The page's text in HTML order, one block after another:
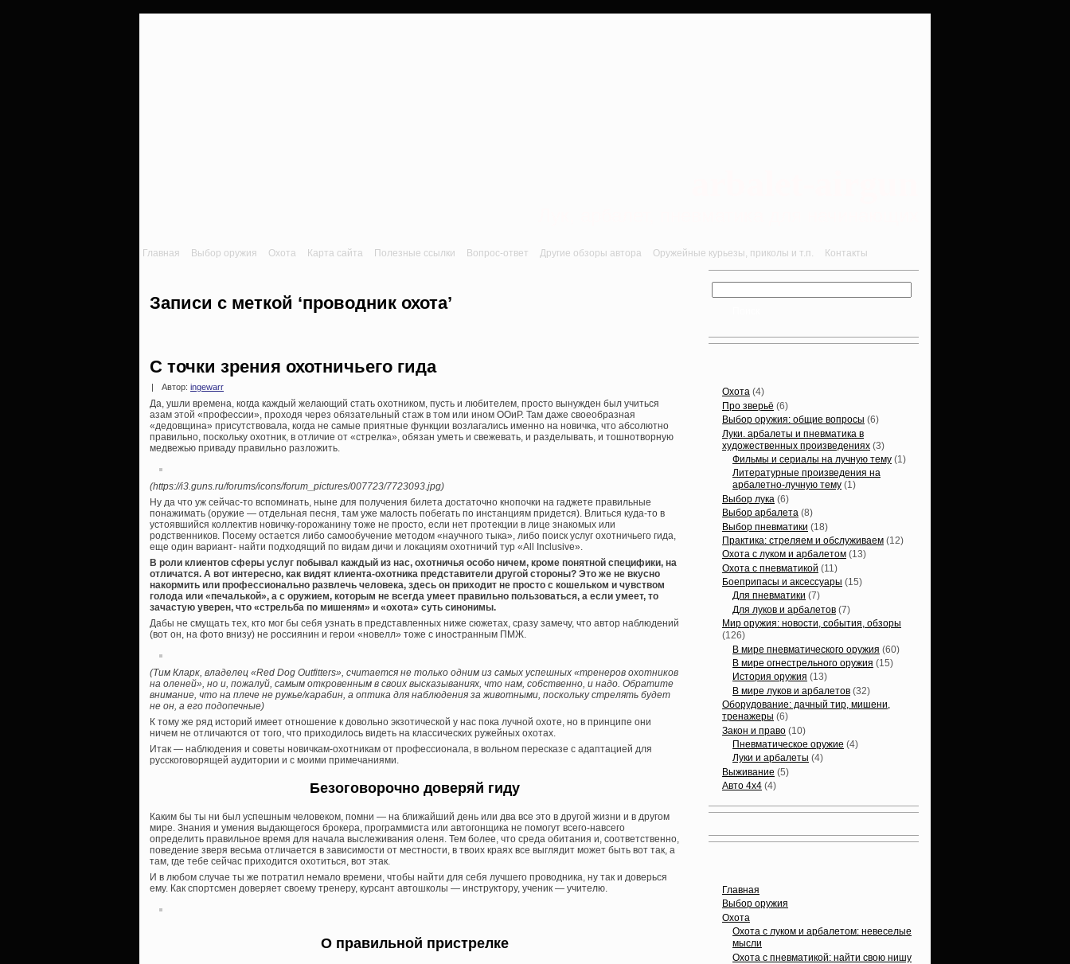
Главная Выбор оружия Охота Карта сайта Полезные ссылки Вопрос-ответ Другие обзоры автора Оружейные курьезы, приколы и т.п. Контакты
Записи с меткой ‘проводник охота’
С точки зрения охотничьего гида
Автор: ingewarr
Да, ушли времена, когда каждый желающий стать охотником, пусть и любителем, просто вынужден был учиться
азам этой «профессии», проходя через обязательный стаж в том или ином ООиР. Там даже своеобразная
«дедовщина» присутствовала, когда не самые приятные функции возлагались именно на новичка, что абсолютно
правильно, поскольку охотник, в отличие от «стрелка», обязан уметь и свежевать, и разделывать, и тошнотворную
медвежью приваду правильно разложить.
(https://i3.guns.ru/forums/icons/forum_pictures/007723/7723093.jpg)
Ну да что уж сейчас-то вспоминать, ныне для получения билета достаточно кнопочки на гаджете правильные
понажимать (оружие — отдельная песня, там уже малость побегать по инстанциям придется). Влиться куда-то в
устоявшийся коллектив новичку-горожанину тоже не просто, если нет протекции в лице знакомых или
родственников. Посему остается либо самообучение методом «научного тыка», либо поиск услуг охотничьего гида,
еще один вариант- найти подходящий по видам дичи и локациям охотничий тур «All Inclusive».
В роли клиентов сферы услуг побывал каждый из нас, охотничья особо ничем, кроме понятной специфики, на
отличатся. А вот интересно, как видят клиента-охотника представители другой стороны? Это же не вкусно
накормить или профессионально развлечь человека, здесь он приходит не просто с кошельком и чувством
голода или «печалькой», а с оружием, которым не всегда умеет правильно пользоваться, а если умеет, то
зачастую уверен, что «стрельба по мишеням» и «охота» суть синонимы.
Дабы не смущать тех, кто мог бы себя узнать в представленных ниже сюжетах, сразу замечу, что автор наблюдений
(вот он, на фото внизу) не россиянин и герои «новелл» тоже с иностранным ПМЖ.
(Тим Кларк, владелец «Red Dog Outfitters», считается не только одним из самых успешных «тренеров охотников
на оленей», но и, пожалуй, самым откровенным в своих высказываниях, что нам, собственно, и надо. Обратите
внимание, что на плече не ружье/карабин, а оптика для наблюдения за животными, поскольку стрелять будет
не он, а его подопечные)
К тому же ряд историй имеет отношение к довольно экзотической у нас пока лучной охоте, но в принципе они
ничем не отличаются от того, что приходилось видеть на классических ружейных охотах.
Итак — наблюдения и советы новичкам-охотникам от профессионала, в вольном пересказе с адаптацией для
русскоговорящей аудитории и с моими примечаниями.
Безоговорочно доверяй гиду
Каким бы ты ни был успешным человеком, помни — на ближайший день или два все это в другой жизни и в другом
мире. Знания и умения выдающегося брокера, программиста или автогонщика не помогут всего-навсего
определить правильное время для начала выслеживания оленя. Тем более, что среда обитания и, соответственно,
поведение зверя весьма отличается в зависимости от местности, в твоих краях все выглядит может быть вот так, а
там, где тебе сейчас приходится охотиться, вот этак.
И в любом случае ты же потратил немало времени, чтобы найти для себя лучшего проводника, ну так и доверься
ему. Как спортсмен доверяет своему тренеру, курсант автошколы — инструктору, ученик — учителю.
О правильной пристрелке
Охота (4)
Про зверьё (6)
Выбор оружия: общие вопросы (6)
Луки. арбалеты и пневматика в
художественных произведениях (3)
Фильмы и сериалы на лучную тему (1)
Литературные произведения на
арбалетно-лучную тему (1)
Выбор лука (6)
Выбор арбалета (8)
Выбор пневматики (18)
Практика: стреляем и обслуживаем (12)
Охота с луком и арбалетом (13)
Охота с пневматикой (11)
Боеприпасы и аксессуары (15)
Для пневматики (7)
Для луков и арбалетов (7)
Мир оружия: новости, события, обзоры
(126)
В мире пневматического оружия (60)
В мире огнестрельного оружия (15)
История оружия (13)
В мире луков и арбалетов (32)
Оборудование: дачный тир, мишени,
тренажеры (6)
Закон и право (10)
Пневматическое оружие (4)
Луки и арбалеты (4)
Выживание (5)
Авто 4х4 (4)
Главная
Выбор оружия
Охота
Охота с луком и арбалетом: невеселые
мысли
Охота с пневматикой: найти свою нишу